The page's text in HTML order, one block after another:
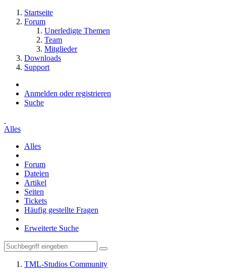
Startseite
Forum
Unerledigte Themen
Team
Mitglieder
Downloads
Support
Anmelden oder registrieren
Suche
Alles
Alles
Forum
Dateien
Artikel
Seiten
Tickets
Häufig gestellte Fragen
Erweiterte Suche
TML-Studios Community